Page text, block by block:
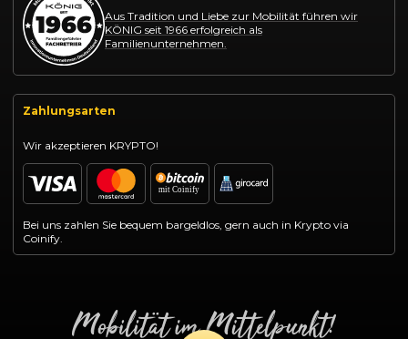
Aus Tradition und Liebe zur Mobilität führen wir
KÖNIG seit 1966 erfolgreich als
Familienunternehmen.
Zahlungsarten
Wir akzeptieren KRYPTO!
Bei uns zahlen Sie bequem bargeldlos, gern auch in Krypto via
Coinify.